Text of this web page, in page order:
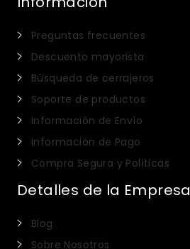
Preguntas frecuentes
Descuento mayorista
Búsqueda de cerrajeros
Soporte de productos
Información de Envío
Información de Pago
Compra Segura y Políticas
Detalles de la Empresa
Blog
Sobre Nosotros